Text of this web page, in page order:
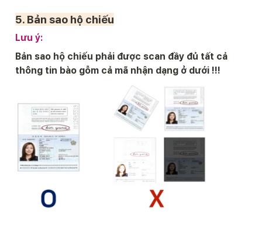
5. Bản sao hộ chiếu
Lưu ý:
Bản sao hộ chiếu phải được scan đầy đủ tất cả
thông tin bào gỗm cả mã nhận dạng ở dưới !!!